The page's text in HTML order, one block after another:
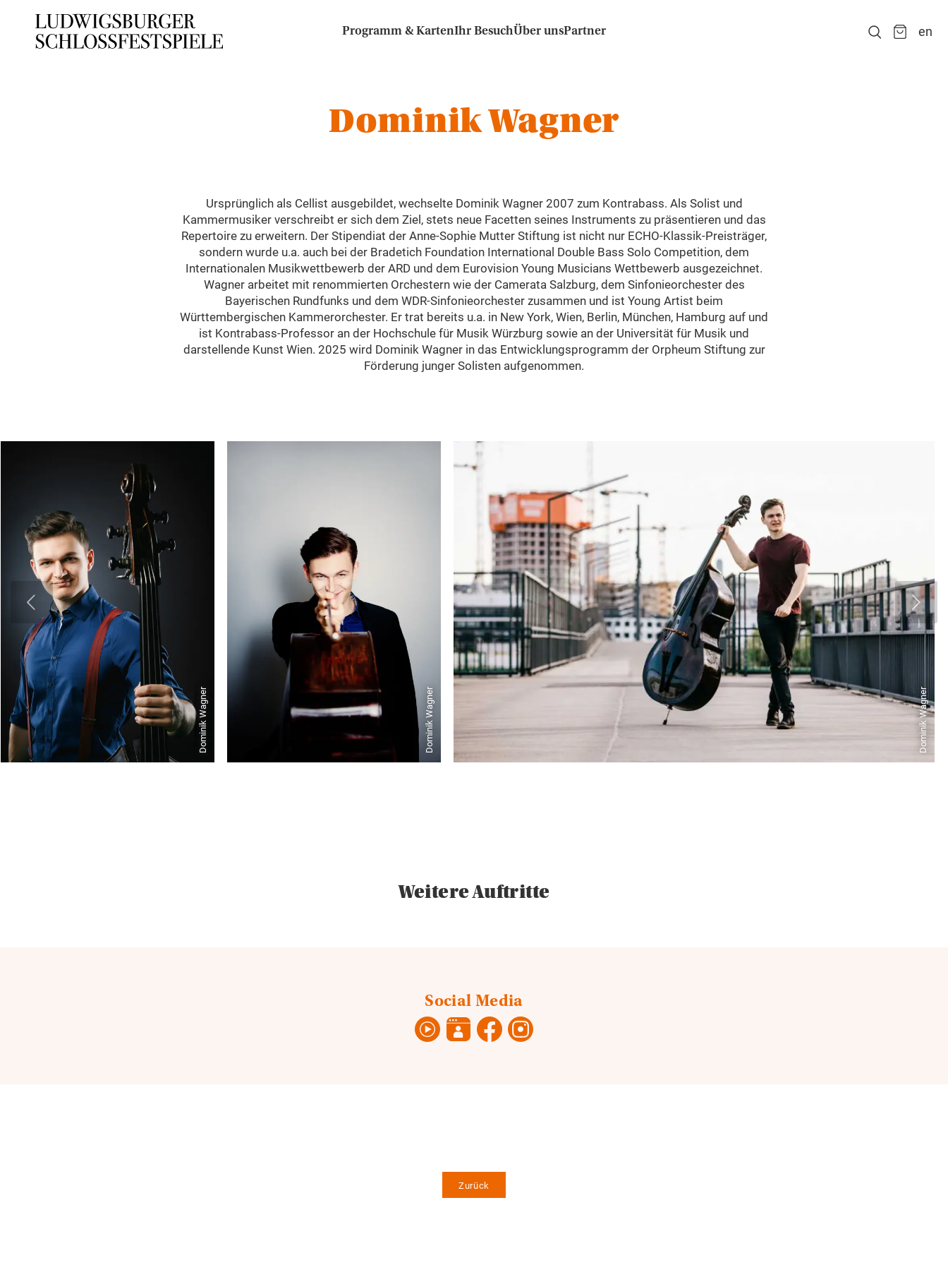
Programm & KartenIhr BesuchÜber unsPartner en
Dominik Wagner
Ursprünglich als Cellist ausgebildet, wechselte Dominik Wagner 2007 zum Kontrabass. Als Solist und
Kammermusiker verschreibt er sich dem Ziel, stets neue Facetten seines Instruments zu präsentieren und das
Repertoire zu erweitern. Der Stipendiat der Anne-Sophie Mutter Stiftung ist nicht nur ECHO-Klassik-Preisträger,
sondern wurde u.a. auch bei der Bradetich Foundation International Double Bass Solo Competition, dem
Internationalen Musikwettbewerb der ARD und dem Eurovision Young Musicians Wettbewerb ausgezeichnet.
Wagner arbeitet mit renommierten Orchestern wie der Camerata Salzburg, dem Sinfonieorchester des
Bayerischen Rundfunks und dem WDR-Sinfonieorchester zusammen und ist Young Artist beim
Württembergischen Kammerorchester. Er trat bereits u.a. in New York, Wien, Berlin, München, Hamburg auf und
ist Kontrabass-Professor an der Hochschule für Musik Würzburg sowie an der Universität für Musik und
darstellende Kunst Wien. 2025 wird Dominik Wagner in das Entwicklungsprogramm der Orpheum Stiftung zur
Förderung junger Solisten aufgenommen.
Dominik Wagner Dominik Wagner Dominik Wagner
Weitere Auftritte
Social Media
Zurück